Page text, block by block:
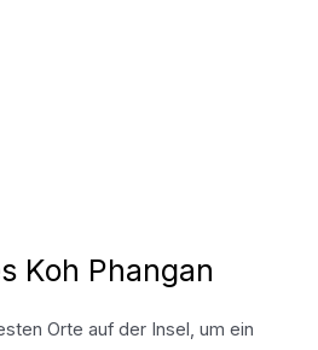
Koh Phangan
Orte auf der Insel, um ein